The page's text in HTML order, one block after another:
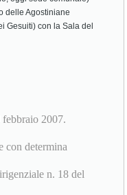
delle Agostiniane
Gesuiti) con la Sala del
2007.
con determina
n. 18 del